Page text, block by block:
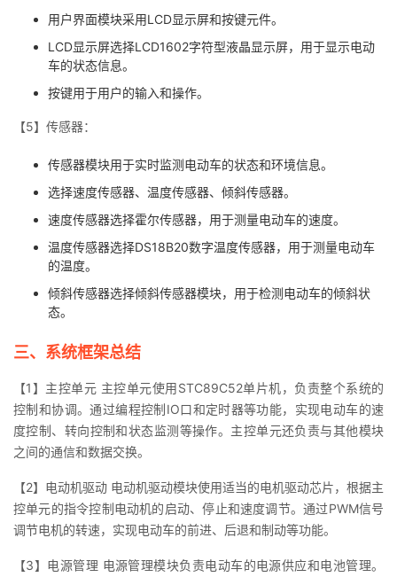
用户界面模块采用LCD显示屏和按键元件。
LCD显示屏选择LCD1602字符型液晶显示屏，用于显示电动
车的状态信息。
按键用于用户的输入和操作。
【5】传感器：
传感器模块用于实时监测电动车的状态和环境信息。
选择速度传感器、温度传感器、倾斜传感器。
速度传感器选择霍尔传感器，用于测量电动车的速度。
温度传感器选择DS18B20数字温度传感器，用于测量电动车
的温度。
倾斜传感器选择倾斜传感器模块，用于检测电动车的倾斜状
态。
三、系统框架总结
【1】主控单元 主控单元使用STC89C52单片机，负责整个系统的
控制和协调。通过编程控制IO口和定时器等功能，实现电动车的速
度控制、转向控制和状态监测等操作。主控单元还负责与其他模块
之间的通信和数据交换。
【2】电动机驱动 电动机驱动模块使用适当的电机驱动芯片，根据主
控单元的指令控制电动机的启动、停止和速度调节。通过PWM信号
调节电机的转速，实现电动车的前进、后退和制动等功能。
【3】电源管理 电源管理模块负责电动车的电源供应和电池管理。